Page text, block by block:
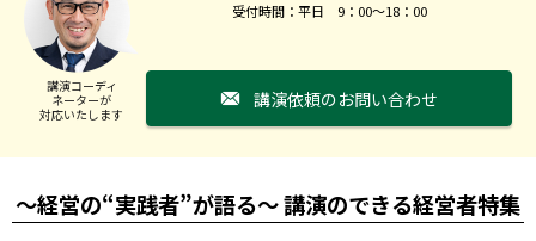
講演コーディ
ネーターが
対応いたします
受付時間：平日 9：00～18：00
講演依頼のお問い合わせ
～経営の“実践者”が語る～ 講演のできる経営者特集